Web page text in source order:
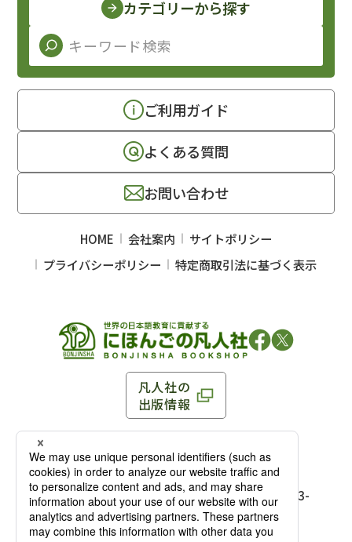
凡人社の
出版情報
〒102-0093 東京都千代田区平河町 1-3-13 8F
TEL：03-3263-3959／FAX：03-3263-3116
麹町店
〒102-0093 東京都千代田区平河町1-3-
13 8F［アクセス］
TEL：03-3239-8673／FAX：03-3263-
カテゴリーから探す
ご利用ガイド
よくある質問
お問い合わせ
HOME 会社案内
サイトポリシー
プライバシーポリシー
特定商取引法に基づく表示